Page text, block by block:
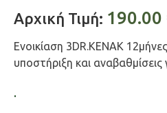
Αρχική Τιμή: 190.00
Ενοικίαση 3DR.KENAK
υποστήριξη και αναβαθμίσεις
.